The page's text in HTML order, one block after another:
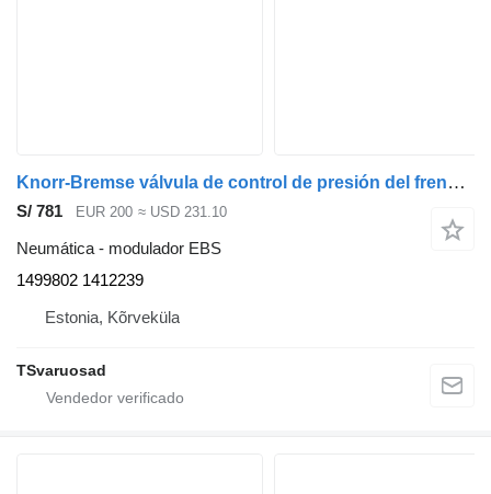
Knorr-Bremse válvula de control de presión del freno del eje trasero 1499802 modulador EBS para Scania P230 cabeza tractora
S/ 781 EUR 200 ≈ USD 231.10
Neumática - modulador EBS
1499802 1412239
Estonia, Kõrveküla
TSvaruosad